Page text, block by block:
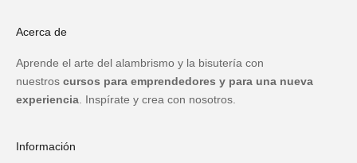
Acerca de
Aprende el arte del alambrismo y la bisutería con
nuestros cursos para emprendedores y para una nueva
experiencia . Inspírate y crea con nosotros.
Información